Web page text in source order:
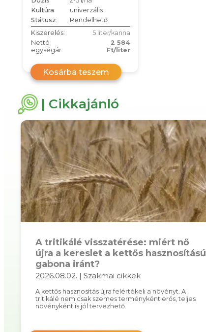
Kultúra
univerzális
Státusz
Rendelhető
Kiszerelés:
5 liter/kanna
Nettó
egységár:
2 584
Ft/liter
Kosárba teszem
| Cikkajánló
A tritikálé visszatérése: miért nő
újra a kereslet a kettős hasznosítású
gabona iránt?
2026.08.02. | Szakmai cikkek
A kettős hasznosítás újra felértékeli a növényt. A
tritikálé nem csak szemes terményként erős, teljes
növényként is jól tervezhető.